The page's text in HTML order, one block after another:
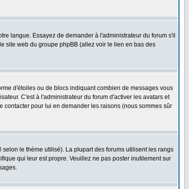
langue. Essayez de demander à l'administrateur du forum s'il
site web du groupe phpBB (allez voir le lien en bas des
d'étoiles ou de blocs indiquant combien de messages vous
C'est à l'administrateur du forum d'activer les avatars et
pour lui en demander les raisons (nous sommes sûr
le thème utilisé). La plupart des forums utilisent les rangs
qui leur est propre. Veuillez ne pas poster inutilement sur